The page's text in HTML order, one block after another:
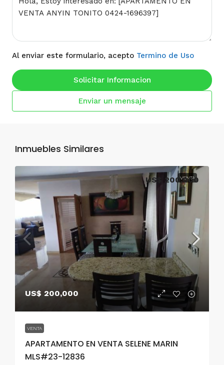
Al enviar este formulario, acepto Termino de Uso
Solicitar Informacion
Enviar un mensaje
Inmuebles Similares
VENTA
US$ 200,000
VENTA
APARTAMENTO EN VENTA SELENE MARIN
MLS#23-12836
US$ 200,000